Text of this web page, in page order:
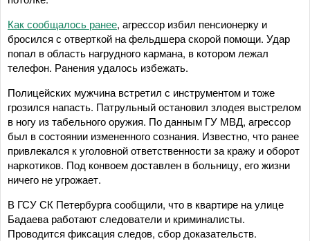
Как сообщалось ранее, агрессор избил пенсионерку и
бросился с отверткой на фельдшера скорой помощи. Удар
попал в область нагрудного кармана, в котором лежал
телефон. Ранения удалось избежать.
Полицейских мужчина встретил с инструментом и тоже
грозился напасть. Патрульный остановил злодея выстрелом
в ногу из табельного оружия. По данным ГУ МВД, агрессор
был в состоянии измененного сознания. Известно, что ранее
привлекался к уголовной ответственности за кражу и оборот
наркотиков. Под конвоем доставлен в больницу, его жизни
ничего не угрожает.
В ГСУ СК Петербурга сообщили, что в квартире на улице
Бадаева работают следователи и криминалисты.
Проводится фиксация следов, сбор доказательств.